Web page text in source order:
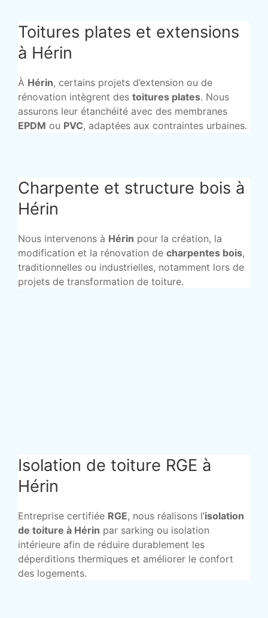
Toitures plates et extensions
à Hérin
À Hérin, certains projets d’extension ou de
rénovation intègrent des toitures plates. Nous
assurons leur étanchéité avec des membranes
EPDM ou PVC, adaptées aux contraintes urbaines.
Charpente et structure bois à
Hérin
Nous intervenons à Hérin pour la création, la
modification et la rénovation de charpentes bois,
traditionnelles ou industrielles, notamment lors de
projets de transformation de toiture.
Isolation de toiture RGE à
Hérin
Entreprise certifiée RGE, nous réalisons l’isolation
de toiture à Hérin par sarking ou isolation
intérieure afin de réduire durablement les
déperditions thermiques et améliorer le confort
des logements.